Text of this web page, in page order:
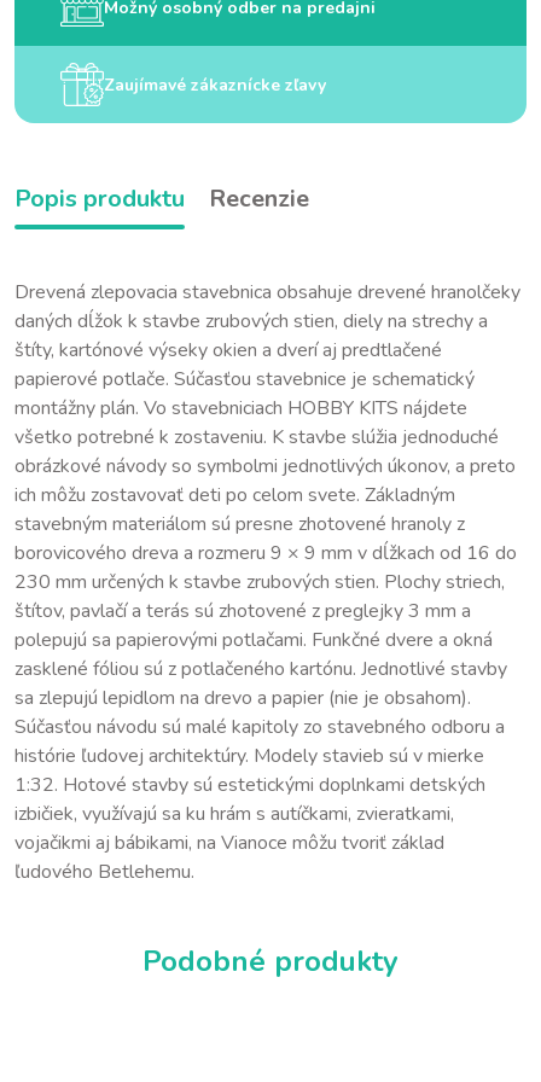
Možný osobný odber na predajni
Zaujímavé zákaznícke zľavy
Popis produktu Recenzie
Drevená zlepovacia stavebnica obsahuje drevené hranolčeky
daných dĺžok k stavbe zrubových stien, diely na strechy a
štíty, kartónové výseky okien a dverí aj predtlačené
papierové potlače. Súčasťou stavebnice je schematický
montážny plán. Vo stavebniciach HOBBY KITS nájdete
všetko potrebné k zostaveniu. K stavbe slúžia jednoduché
obrázkové návody so symbolmi jednotlivých úkonov, a preto
ich môžu zostavovať deti po celom svete. Základným
stavebným materiálom sú presne zhotovené hranoly z
borovicového dreva a rozmeru 9 × 9 mm v dĺžkach od 16 do
230 mm určených k stavbe zrubových stien. Plochy striech,
štítov, pavlačí a terás sú zhotovené z preglejky 3 mm a
polepujú sa papierovými potlačami. Funkčné dvere a okná
zasklené fóliou sú z potlačeného kartónu. Jednotlivé stavby
sa zlepujú lepidlom na drevo a papier (nie je obsahom).
Súčasťou návodu sú malé kapitoly zo stavebného odboru a
histórie ľudovej architektúry. Modely stavieb sú v mierke
1:32. Hotové stavby sú estetickými doplnkami detských
izbičiek, využívajú sa ku hrám s autíčkami, zvieratkami,
vojačikmi aj bábikami, na Vianoce môžu tvoriť základ
ľudového Betlehemu.
Podobné produkty